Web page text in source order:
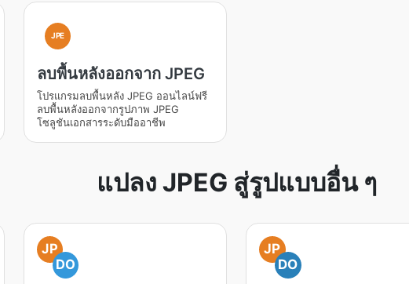
JPE
ลบพื้นหลังออกจาก JPEG
โปรแกรมลบพื้นหลัง JPEG ออนไลน์ฟรี
ลบพื้นหลังออกจากรูปภาพ JPEG
โซลูชันเอกสารระดับมืออาชีพ
แปลง JPEG สู่รูปแบบอื่น ๆ
JP
DO
JP
DO